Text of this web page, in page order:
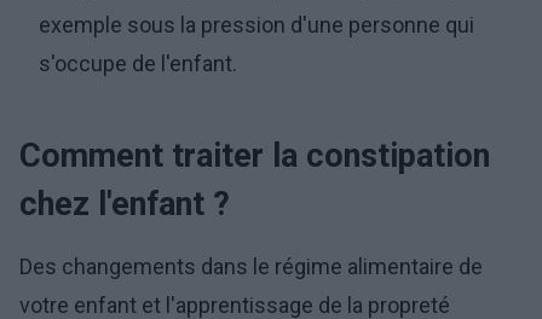
exemple sous la pression d'une personne qui
s'occupe de l'enfant.
Comment traiter la constipation
chez l'enfant ?
Des changements dans le régime alimentaire de
votre enfant et l'apprentissage de la propreté